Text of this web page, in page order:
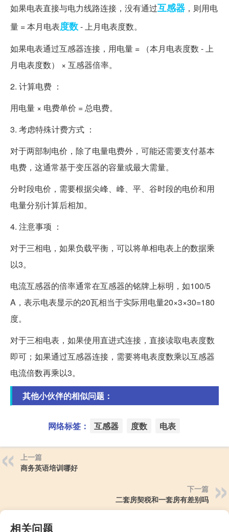
如果电表直接与电力线路连接，没有通过互感器 ，则用电
量 = 本月电表度数- 上月电表度数。
如果电表通过互感器连接，用电量 = （本月电表度数 - 上
月电表度数） × 互感器倍率。
2. 计算电费 ：
用电量 × 电费单价 = 总电费。
3. 考虑特殊计费方式 ：
对于两部制电价，除了电量电费外，可能还需要支付基本
电费，这通常基于变压器的容量或最大需量。
分时段电价，需要根据尖峰、峰、平、谷时段的电价和用
电量分别计算后相加。
4. 注意事项 ：
对于三相电，如果负载平衡，可以将单相电表上的数据乘
以3。
电流互感器的倍率通常在互感器的铭牌上标明，如100/5
A，表示电表显示的20瓦相当于实际用电量20×3×30=180
度。
对于三相电表，如果使用直进式连接，直接读取电表度数
即可；如果通过互感器连接，需要将电表度数乘以互感器
电流倍数再乘以3。
其他小伙伴的相似问题：
网络标签： 互感器 度数 电表
上一篇
商务英语培训哪好
下一篇
二套房契税和一套房有差别吗
相关问题